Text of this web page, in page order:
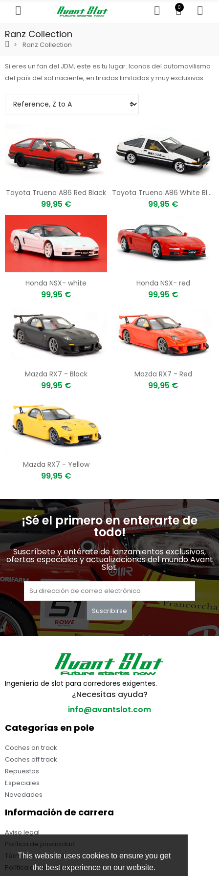
This website uses cookies to ensure you get
the best experience on our website.
0
Ranz Collection
Ranz Collection
Si eres un fan del JDM, este es tu lugar. Iconos del automovilismo
del país del sol naciente, en tiradas limitadas y muy exclusivas.
Toyota Trueno A86 Red Black
99,95 €
Toyota Trueno A86 White Black
99,95 €
Honda NSX- white
99,95 €
Honda NSX- red
99,95 €
Mazda RX7 - Black
99,95 €
Mazda RX7 - Red
99,95 €
Mazda RX7 - Yellow
99,95 €
¡Sé el primero en enterarte de
todo!
Suscríbete y entérate de lanzamientos exclusivos,
ofertas especiales y actualizaciones del mundo Avant
Slot.
Suscribirse
Ingeniería de slot para corredores exigentes.
¿Necesitas ayuda?
info@avantslot.com
Categorías en pole
Coches on track
Coches off track
Repuestos
Especiales
Novedades
Información de carrera
Aviso legal
Política de privacidad
Términos y condiciones
Política de devoluciones